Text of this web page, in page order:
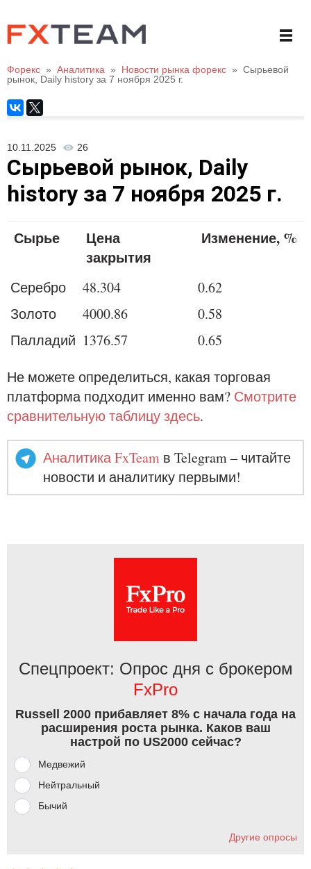
Форекс » Аналитика » Новости рынка форекс » Сырьевой
рынок, Daily history за 7 ноября 2025 г.
10.11.2025 26
Сырьевой рынок, Daily
history за 7 ноября 2025 г.
Сырье
Цена
закрытия
Изменение, %
Серебро 48.304
0.62
Золото
4000.86
0.58
Палладий 1376.57
0.65
Не можете определиться, какая торговая
платформа подходит именно вам? Смотрите
сравнительную таблицу здесь.
Аналитика FxTeam в Telegram – читайте
новости и аналитику первыми!
Спецпроект: Опрос дня с брокером
FxPro
Russell 2000 прибавляет 8% с начала года на
расширения роста рынка. Каков ваш
настрой по US2000 сейчас?
Медвежий
Нейтральный
Бычий
Другие опросы